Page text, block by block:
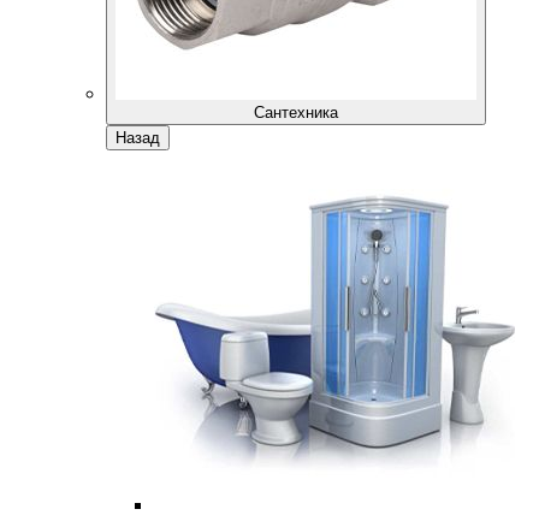
Сантехника
Назад